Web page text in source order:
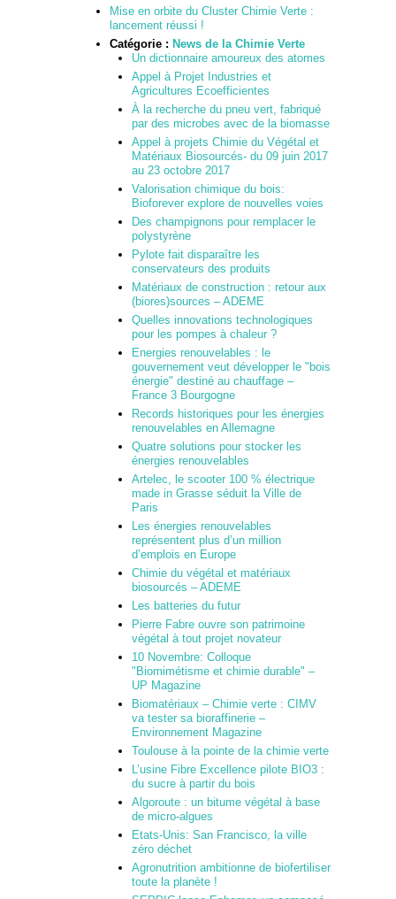
Mise en orbite du Cluster Chimie Verte :
lancement réussi !
Catégorie : News de la Chimie Verte
Un dictionnaire amoureux des atomes
Appel à Projet Industries et
Agricultures Ecoefficientes
À la recherche du pneu vert, fabriqué
par des microbes avec de la biomasse
Appel à projets Chimie du Végétal et
Matériaux Biosourcés- du 09 juin 2017
au 23 octobre 2017
Valorisation chimique du bois:
Bioforever explore de nouvelles voies
Des champignons pour remplacer le
polystyrène
Pylote fait disparaître les
conservateurs des produits
Matériaux de construction : retour aux
(biores)sources – ADEME
Quelles innovations technologiques
pour les pompes à chaleur ?
Energies renouvelables : le
gouvernement veut développer le "bois
énergie" destiné au chauffage –
France 3 Bourgogne
Records historiques pour les énergies
renouvelables en Allemagne
Quatre solutions pour stocker les
énergies renouvelables
Artelec, le scooter 100 % électrique
made in Grasse séduit la Ville de
Paris
Les énergies renouvelables
représentent plus d’un million
d’emplois en Europe
Chimie du végétal et matériaux
biosourcés – ADEME
Les batteries du futur
Pierre Fabre ouvre son patrimoine
végétal à tout projet novateur
10 Novembre: Colloque
"Biomimétisme et chimie durable" –
UP Magazine
Biomatériaux – Chimie verte : CIMV
va tester sa bioraffinerie –
Environnement Magazine
Toulouse à la pointe de la chimie verte
L’usine Fibre Excellence pilote BIO3 :
du sucre à partir du bois
Algoroute : un bitume végétal à base
de micro-algues
Etats-Unis: San Francisco, la ville
zéro déchet
Agronutrition ambitionne de biofertiliser
toute la planète !